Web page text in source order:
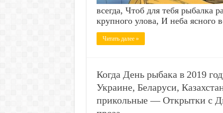
всегда, Чтоб для тебя
крупного улова, И неба ясного
Читать далее »
Когда День рыбака в 2019
Украине, Беларуси,
прикольные — Открытки с